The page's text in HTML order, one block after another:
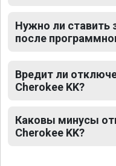
Нужно ли ставить
после
Вредит ли
Cherokee KK?
Каковы минусы
Cherokee KK?